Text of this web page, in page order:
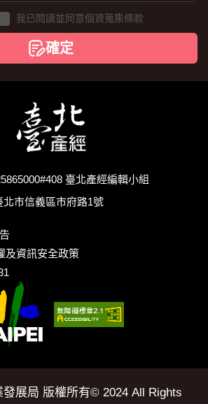
我已閱讀並同意個資蒐集條款
確定
臺北產經編輯小組
北市信義區市府路1號
及資訊安全政策
發展局 版權所有© 2024 All Rights